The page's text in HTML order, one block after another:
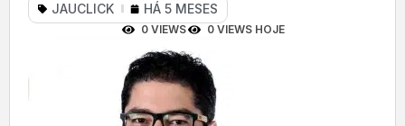
JAUCLICK HÁ 5 MESES
0 VIEWS 0 VIEWS HOJE